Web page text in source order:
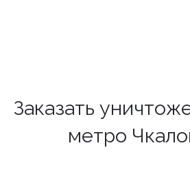
Заказать
метро